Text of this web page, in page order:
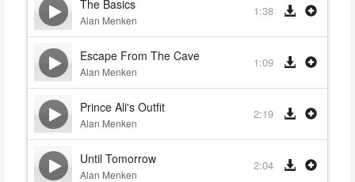
The Basics
Alan Menken
1:38
Escape From The Cave
Alan Menken
1:09
Prince Ali's Outfit
Alan Menken
2:19
Until Tomorrow
Alan Menken
2:04